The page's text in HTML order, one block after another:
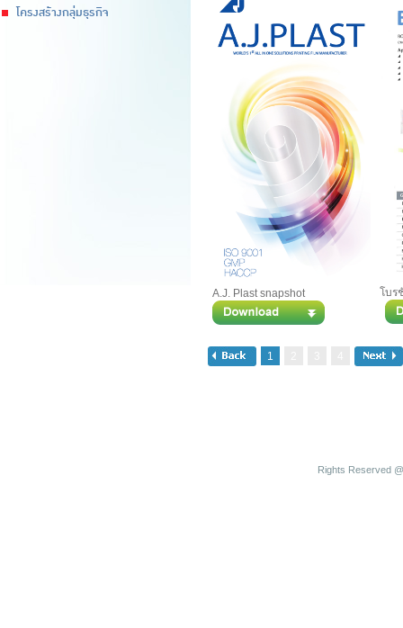
โครงสร้างกลุ่มธุรกิจ
A.J. Plast snapshot โบร
1
Rights Reserved